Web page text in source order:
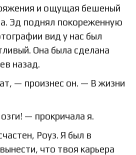
и ощущая бешеный
Эд поднял покореженную
вид у нас был
Она была сделана
назад.
— произнес он. — В жизни
— прокричала я.
Роуз. Я был в
что твоя карьера